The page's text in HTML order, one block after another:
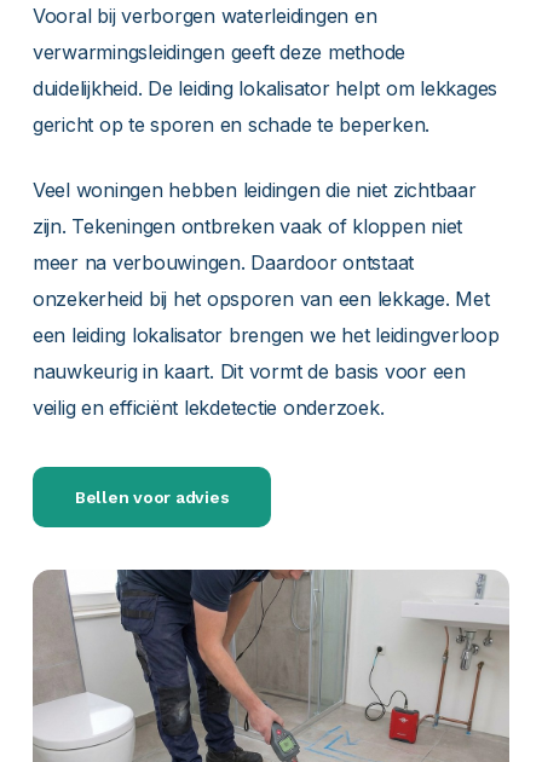
Vooral bij verborgen waterleidingen en
verwarmingsleidingen geeft deze methode
duidelijkheid. De leiding lokalisator helpt om lekkages
gericht op te sporen en schade te beperken.
Veel woningen hebben leidingen die niet zichtbaar
zijn. Tekeningen ontbreken vaak of kloppen niet
meer na verbouwingen. Daardoor ontstaat
onzekerheid bij het opsporen van een lekkage. Met
een leiding lokalisator brengen we het leidingverloop
nauwkeurig in kaart. Dit vormt de basis voor een
veilig en efficiënt lekdetectie onderzoek.
Bellen voor advies